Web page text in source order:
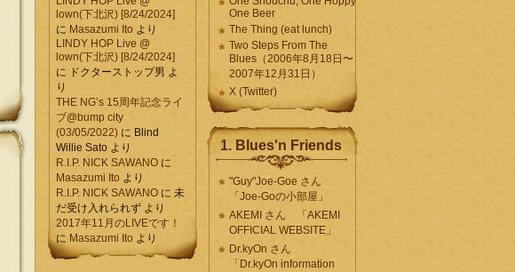
lown(下北沢) [8/24/2024]
に Masazumi Ito より
LINDY HOP Live @
lown(下北沢) [8/24/2024]
に ドクターストップ男 よ
り
THE NG’s 15周年記念ライ
ブ@bump city
(03/05/2022) に Blind
Willie Sato より
R.I.P. NICK SAWANO に
Masazumi Ito より
R.I.P. NICK SAWANO に 未
だ受け入れられず より
2017年11月のLIVEです！
に Masazumi Ito より
One Beer
The Thing (eat lunch)
Two Steps From The
Blues（2006年8月18日〜
2007年12月31日）
X (Twitter)
1. Blues'n Friends
"Guy"Joe-Goe さん
「Joe-Goの小部屋」
AKEMI さん 「AKEMI
OFFICIAL WEBSITE」
Dr.kyOn さん
「Dr.kyOn information